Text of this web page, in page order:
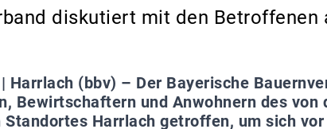
diskutiert mit den
Harrlach (bbv) – Der Bayerische
Bewirtschaftern und Anwohnern des von
Harrlach getroffen, um sich